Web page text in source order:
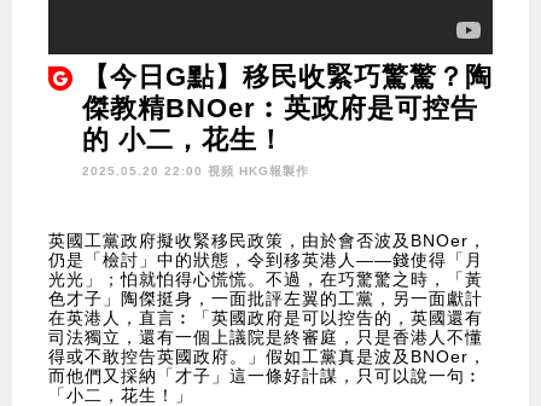
【今日G點】移民收緊巧驚驚？陶
傑教精BNOer︰英政府是可控告
的 小二，花生！
2025.05.20 22:00 視頻 HKG報製作
英國工黨政府擬收緊移民政策，由於會否波及BNOer，
仍是「檢討」中的狀態，令到移英港人——錢使得「月
光光」；怕就怕得心慌慌。不過，在巧驚驚之時，「黃
色才子」陶傑挺身，一面批評左翼的工黨，另一面獻計
在英港人，直言︰「英國政府是可以控告的，英國還有
司法獨立，還有一個上議院是終審庭，只是香港人不懂
得或不敢控告英國政府。」假如工黨真是波及BNOer，
而他們又採納「才子」這一條好計謀，只可以說一句︰
「小二，花生！」